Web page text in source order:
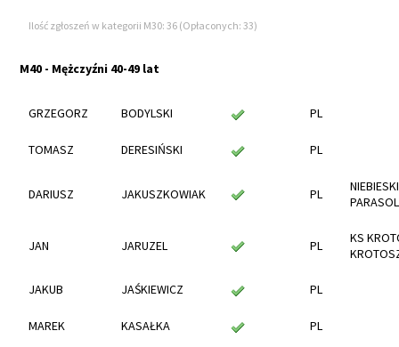
Ilość zgłoszeń w kategorii M30: 36 (Opłaconych: 33)
M40 - Mężczyźni 40-49 lat
GRZEGORZ BODYLSKI PL
TOMASZ DERESIŃSKI PL
DARIUSZ JAKUSZKOWIAK PL
NIEBIESKI
PARASOL
JAN JARUZEL PL
KS
JAKUB JAŚKIEWICZ PL
MAREK KASAŁKA PL